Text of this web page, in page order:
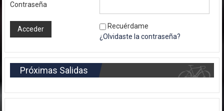
Contraseña
Recuérdame
¿Olvidaste la contraseña?
Próximas Salidas